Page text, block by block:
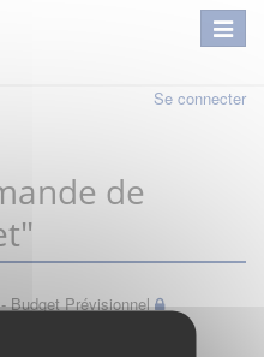
Se connecter
de
Budget Prévisionnel